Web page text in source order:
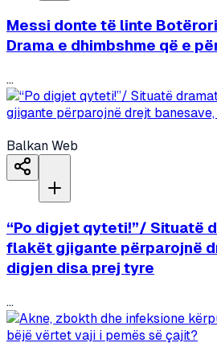
Messi donte të linte
Drama e dhimbshme që e
...
Balkan Web
“Po digjet qyteti!”/ Situatë
flakët gjigante përparojnë
digjen disa prej tyre
...